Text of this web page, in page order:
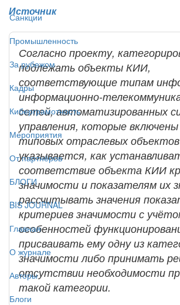
Санкции
Промышленность
За рубежом
Кадры
Киберграмотность
Мероприятия
От партнёров
БЛОГИ
BIS JOURNAL
Главная
О журнале
Авторы
Блоги
Источник
Согласно проекту,
подлежать объекты КИИ,
соответствующие типам
информационно-
сетей, автоматизированных
управления, которые включены
типовых отраслевых
указывается, как
соответствие объекта КИИ
значимости и показателям их
рассчитывать значения
критериев значимости с
особенностей
присваивать ему одну из
значимости либо принимать
отсутствии необходимости
такой категории.